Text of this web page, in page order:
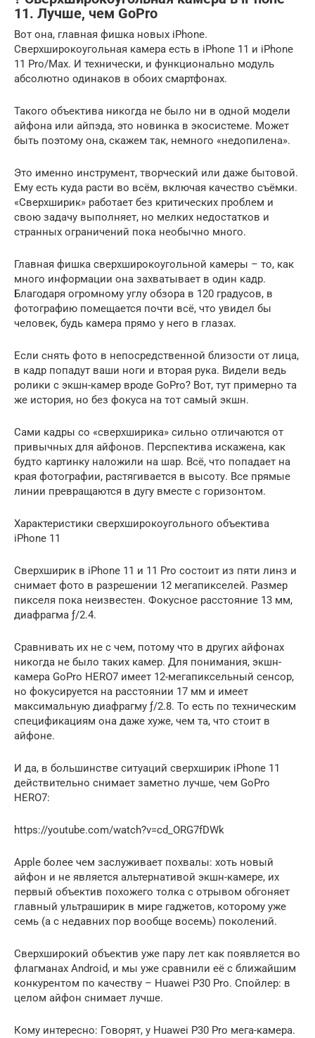
11. Лучше, чем GoPro
Вот она, главная фишка новых iPhone.
Сверхширокоугольная камера есть в iPhone 11 и iPhone
11 Pro/Max. И технически, и функционально модуль
абсолютно одинаков в обоих смартфонах.
Такого объектива никогда не было ни в одной модели
айфона или айпэда, это новинка в экосистеме. Может
быть поэтому она, скажем так, немного «недопилена».
Это именно инструмент, творческий или даже бытовой.
Ему есть куда расти во всём, включая качество съёмки.
«Сверхширик» работает без критических проблем и
свою задачу выполняет, но мелких недостатков и
странных ограничений пока необычно много.
Главная фишка сверхширокоугольной камеры – то, как
много информации она захватывает в один кадр.
Благодаря огромному углу обзора в 120 градусов, в
фотографию помещается почти всё, что увидел бы
человек, будь камера прямо у него в глазах.
Если снять фото в непосредственной близости от лица,
в кадр попадут ваши ноги и вторая рука. Видели ведь
ролики с экшн-камер вроде GoPro? Вот, тут примерно та
же история, но без фокуса на тот самый экшн.
Сами кадры со «сверхширика» сильно отличаются от
привычных для айфонов. Перспектива искажена, как
будто картинку наложили на шар. Всё, что попадает на
края фотографии, растягивается в высоту. Все прямые
линии превращаются в дугу вместе с горизонтом.
Характеристики сверхширокоугольного объектива
iPhone 11
Сверхширик в iPhone 11 и 11 Pro состоит из пяти линз и
снимает фото в разрешении 12 мегапикселей. Размер
пикселя пока неизвестен. Фокусное расстояние 13 мм,
диафрагма ƒ/2.4.
Сравнивать их не с чем, потому что в других айфонах
никогда не было таких камер. Для понимания, экшн-
камера GoPro HERO7 имеет 12-мегапиксельный сенсор,
но фокусируется на расстоянии 17 мм и имеет
максимальную диафрагму ƒ/2.8. То есть по техническим
спецификациям она даже хуже, чем та, что стоит в
айфоне.
И да, в большинстве ситуаций сверхширик iPhone 11
действительно снимает заметно лучше, чем GoPro
HERO7:
https://youtube.com/watch?v=cd_ORG7fDWk
Apple более чем заслуживает похвалы: хоть новый
айфон и не является альтернативой экшн-камере, их
первый объектив похожего толка с отрывом обгоняет
главный ультраширик в мире гаджетов, которому уже
семь (а с недавних пор вообще восемь) поколений.
Сверхширокий объектив уже пару лет как появляется во
флагманах Android, и мы уже сравнили её с ближайшим
конкурентом по качеству – Huawei P30 Pro. Спойлер: в
целом айфон снимает лучше.
Кому интересно: Говорят, у Huawei P30 Pro мега-камера.